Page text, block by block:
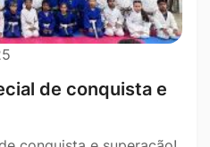
de conquista e